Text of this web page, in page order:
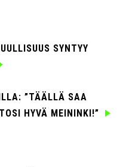
SYNTYY
”TÄÄLLÄ SAA
HYVÄ MEININKI!”